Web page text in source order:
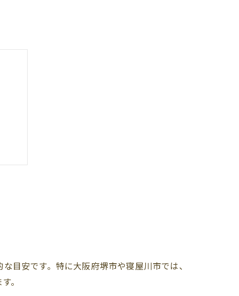
す
目安です。特に大阪府堺市や寝屋川市では、
。